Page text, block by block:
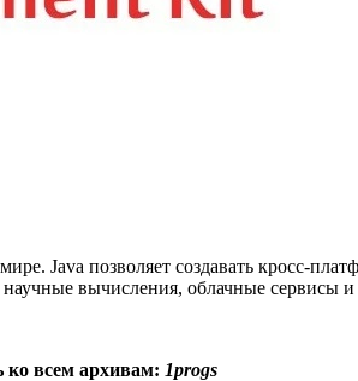
Java позволяет создавать кросс-
вычисления, облачные сервисы
ко всем архивам: 1progs